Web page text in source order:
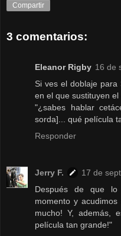
Compartir
3 comentarios:
Eleanor Rigby 16 de
Si ves el doblaje
en el que sustituyen
"¿sabes hablar
sorda]... qué película
Responder
Jerry F.
17 de
Después de que lo
momento y
mucho! Y, además,
película tan grande!"